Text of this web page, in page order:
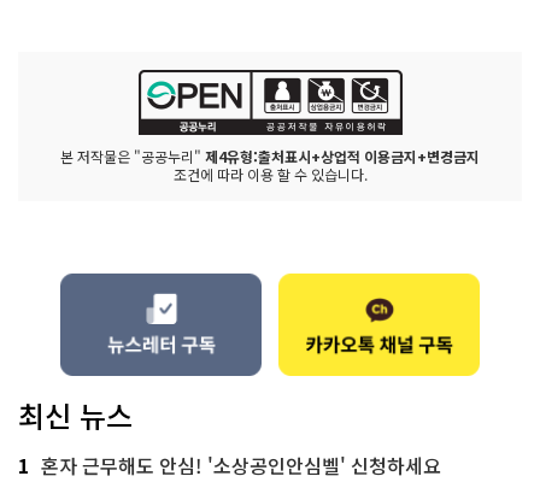
본 저작물은 "공공누리" 제4유형:출처표시+상업적 이용금지+변경금지
조건에 따라 이용 할 수 있습니다.
최신 뉴스
1 혼자 근무해도 안심! '소상공인안심벨' 신청하세요